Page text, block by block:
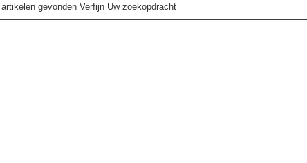
gevonden Verfijn Uw zoekopdracht